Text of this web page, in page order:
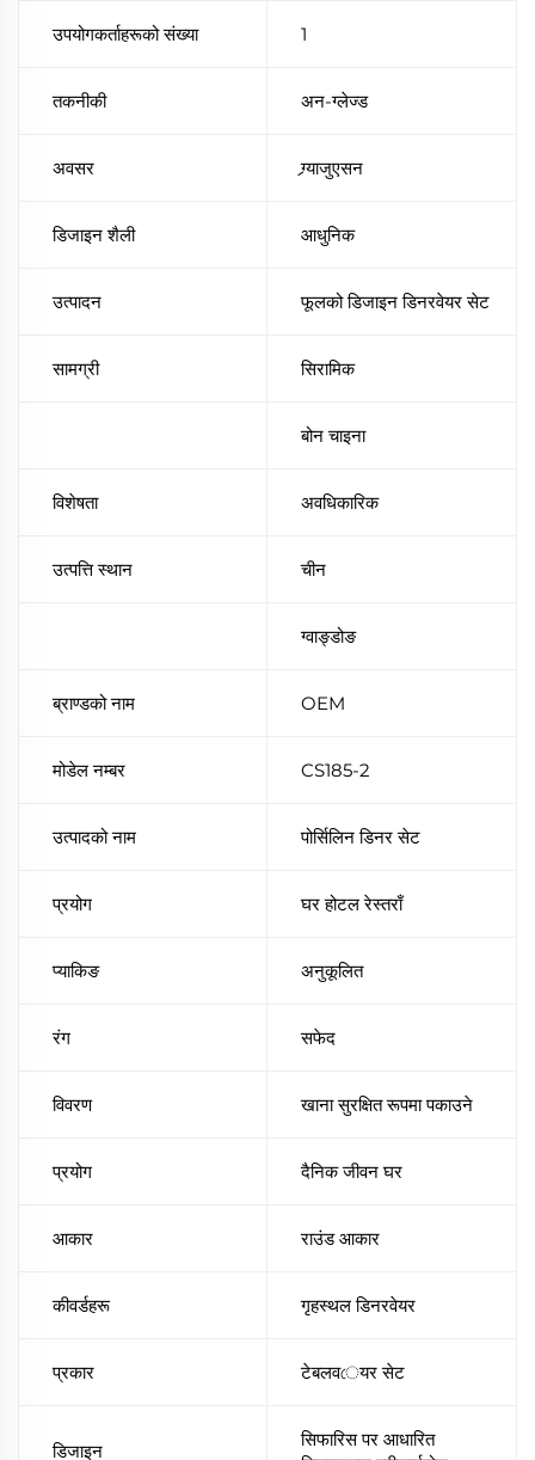
उपयोगकर्ताहरूको संख्या 1
तकनीकी अन-ग्लेज्ड
अवसर ग्र्याजुएसन
डिजाइन शैली आधुनिक
उत्पादन फूलको डिजाइन डिनरवेयर सेट
सामग्री सिरामिक
बोन चाइना
विशेषता अवधिकारिक
उत्पत्ति स्थान चीन
ग्वाङ्डोङ
ब्राण्डको नाम OEM
मोडेल नम्बर CS185-2
उत्पादको नाम पोर्सिलिन डिनर सेट
प्रयोग घर होटल रेस्तराँ
प्याकिङ अनुकूलित
रंग सफेद
विवरण खाना सुरक्षित रूपमा पकाउने
प्रयोग दैनिक जीवन घर
आकार राउंड आकार
कीवर्डहरू गृहस्थल डिनरवेयर
प्रकार टेबलवেयर सेट
डिजाइन
सिफारिस पर आधारित